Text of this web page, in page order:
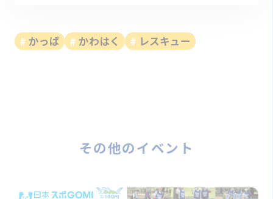
かっぱ かわはく レスキュー
その他のイベント